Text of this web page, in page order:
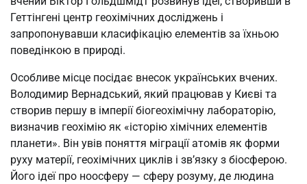
Геттінгені центр геохімічних досліджень і
запропонувавши класифікацію елементів за їхньою
поведінкою в природі.
Особливе місце посідає внесок українських вчених.
Володимир Вернадський, який працював у Києві та
створив першу в імперії біогеохімічну лабораторію,
визначив геохімію як «історію хімічних елементів
планети». Він увів поняття міграції атомів як форми
руху матерії, геохімічних циклів і зв’язку з біосферою.
Його ідеї про ноосферу — сферу розуму, де людина